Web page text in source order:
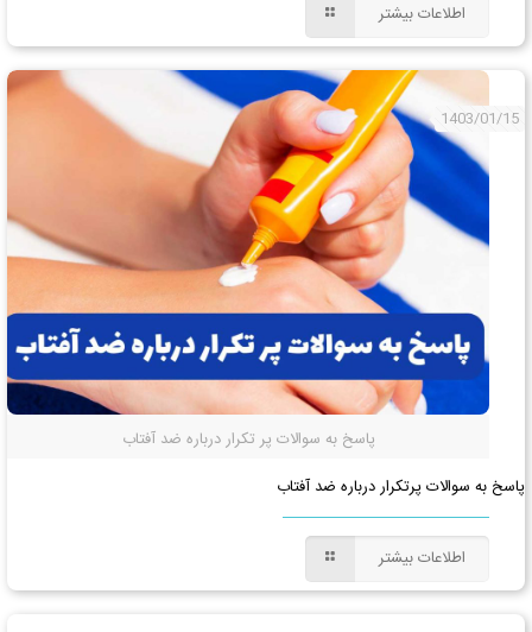
اطلاعات بیشتر
پاسخ به سوالات پر تکرار درباره ضد آفتاب
1403/01/15
پاسخ به سوالات پرتکرار درباره ضد آفتاب
اطلاعات بیشتر